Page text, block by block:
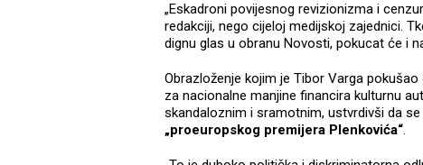
„Eskadroni povijesnog revizionizma i
redakciji, nego cijeloj medijskoj zajednici.
dignu glas u obranu Novosti, pokucat će i
Obrazloženje kojim je Tibor Varga
za nacionalne manjine financira kulturnu
skandaloznim i sramotnim, ustvrdivši da
„proeuropskog premijera Plenkovića“.